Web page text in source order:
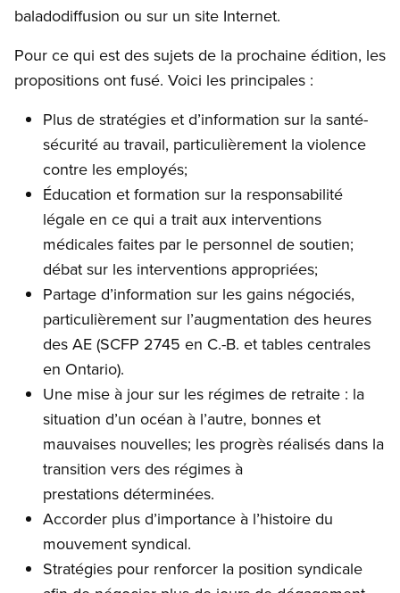
baladodiffusion ou sur un site Internet.
Pour ce qui est des sujets de la prochaine édition, les
propositions ont fusé. Voici les principales :
Plus de stratégies et d’information sur la santé-
sécurité au travail, particulièrement la violence
contre les employés;
Éducation et formation sur la responsabilité
légale en ce qui a trait aux interventions
médicales faites par le personnel de soutien;
débat sur les interventions appropriées;
Partage d’information sur les gains négociés,
particulièrement sur l’augmentation des heures
des AE (SCFP 2745 en C.-B. et tables centrales
en Ontario).
Une mise à jour sur les régimes de retraite : la
situation d’un océan à l’autre, bonnes et
mauvaises nouvelles; les progrès réalisés dans la
transition vers des régimes à
prestations déterminées.
Accorder plus d’importance à l’histoire du
mouvement syndical.
Stratégies pour renforcer la position syndicale